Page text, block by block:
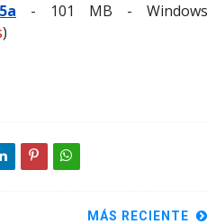
- 101 MB - Windows
)
MÁS RECIENTE